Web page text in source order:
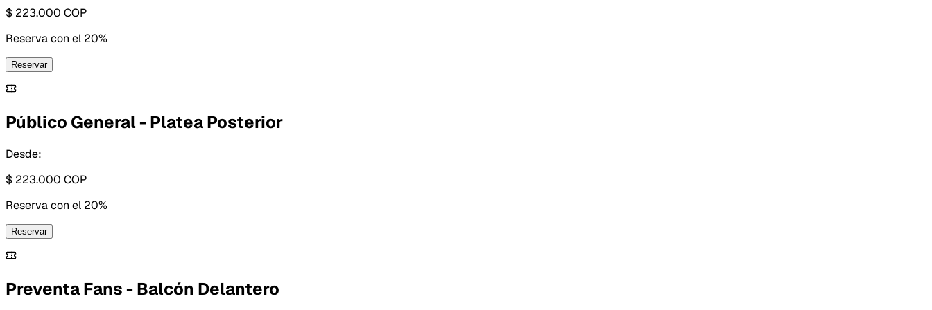
$ 223.000 COP
Reserva con el 20%
Reservar
Público General - Platea Posterior
Desde:
$ 223.000 COP
Reserva con el 20%
Reservar
Preventa Fans - Balcón Delantero